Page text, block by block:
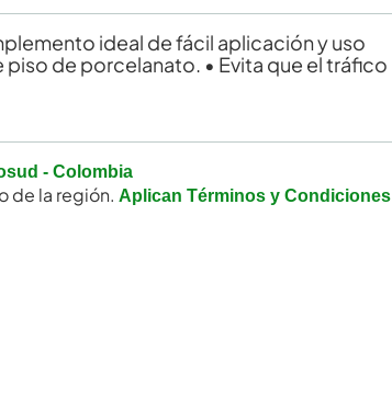
ideal de fácil aplicación y uso
de porcelanato. • Evita que el tráfico
- Colombia
de la región. Aplican Términos y Condiciones